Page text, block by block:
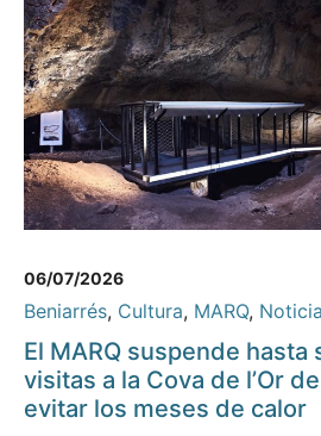
06/07/2026
Beniarrés, Cultura, MARQ,
El MARQ suspende hasta
visitas a la Cova de l’Or
evitar los meses de calor